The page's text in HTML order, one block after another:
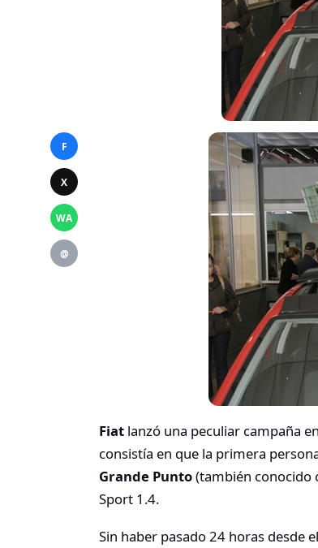
F
X
WA
@
Fiat lanzó una peculiar campaña
consistía en que la primera
Grande Punto(también conocido
Sport 1.4.
Sin haber pasado 24 horas desde